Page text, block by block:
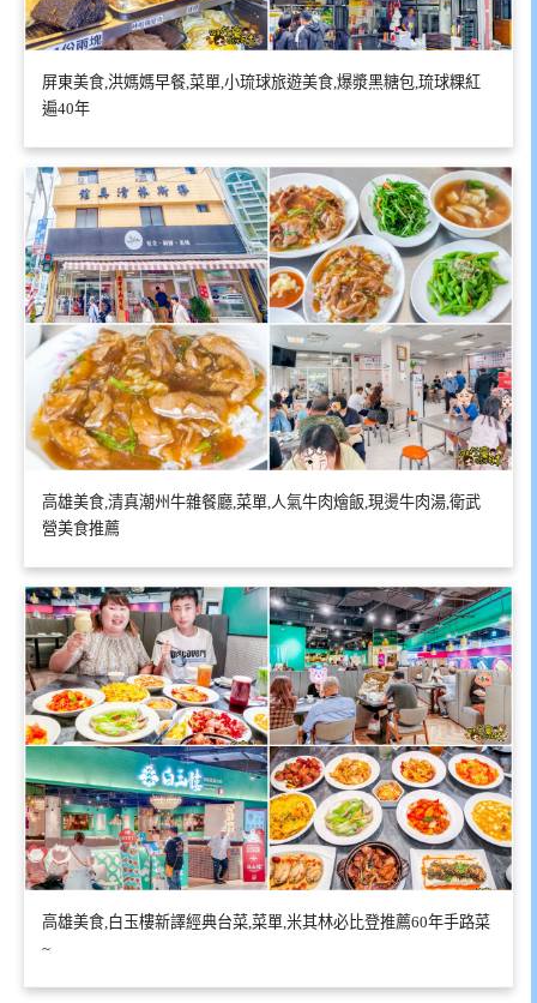
屏東美食,洪媽媽早餐,菜單,小琉球旅遊美食,爆漿黑糖包,琉球粿紅
遍40年
高雄美食,清真潮州牛雜餐廳,菜單,人氣牛肉燴飯,現燙牛肉湯,衛武
營美食推薦
高雄美食,白玉樓新譯經典台菜,菜單,米其林必比登推薦60年手路菜
~